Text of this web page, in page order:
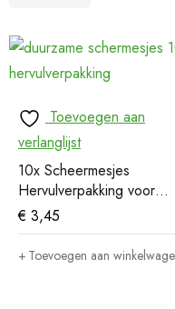
Toevoegen aan
verlanglijst
10x Scheermesjes
Hervulverpakking voor
safety razor
€ 3,45
Toevoegen aan